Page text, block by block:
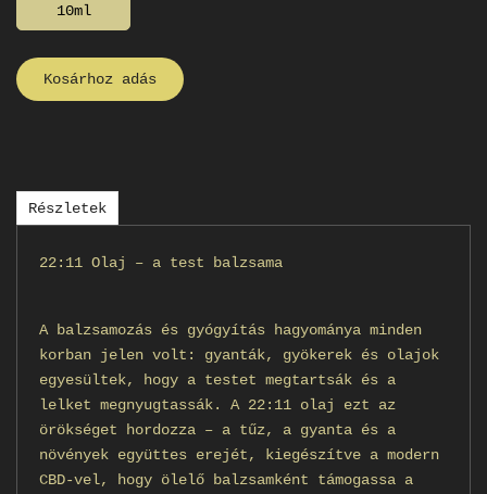
10ml
Kosárhoz adás
Részletek
22:11 Olaj – a test balzsama
A balzsamozás és gyógyítás hagyománya minden
korban jelen volt: gyanták, gyökerek és olajok
egyesültek, hogy a testet megtartsák és a
lelket megnyugtassák. A 22:11 olaj ezt az
örökséget hordozza – a tűz, a gyanta és a
növények együttes erejét, kiegészítve a modern
CBD-vel, hogy ölelő balzsamként támogassa a